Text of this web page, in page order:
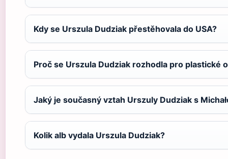
Kdy se Urszula Dudziak přestěhovala do USA?
Proč se Urszula Dudziak rozhodla pro plastické
Jaký je současný vztah Urszuly Dudziak s
Kolik alb vydala Urszula Dudziak?